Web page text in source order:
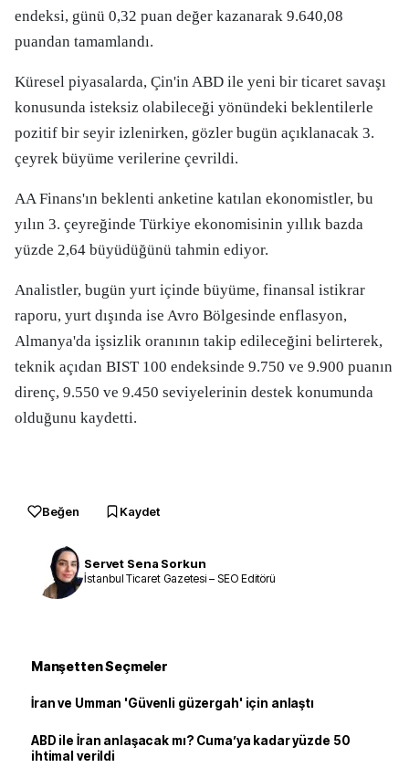
endeksi, günü 0,32 puan değer kazanarak 9.640,08
puandan tamamlandı.
Küresel piyasalarda, Çin'in ABD ile yeni bir ticaret savaşı
konusunda isteksiz olabileceği yönündeki beklentilerle
pozitif bir seyir izlenirken, gözler bugün açıklanacak 3.
çeyrek büyüme verilerine çevrildi.
AA Finans'ın beklenti anketine katılan ekonomistler, bu
yılın 3. çeyreğinde Türkiye ekonomisinin yıllık bazda
yüzde 2,64 büyüdüğünü tahmin ediyor.
Analistler, bugün yurt içinde büyüme, finansal istikrar
raporu, yurt dışında ise Avro Bölgesinde enflasyon,
Almanya'da işsizlik oranının takip edileceğini belirterek,
teknik açıdan BIST 100 endeksinde 9.750 ve 9.900 puanın
direnç, 9.550 ve 9.450 seviyelerinin destek konumunda
olduğunu kaydetti.
Beğen Kaydet
Servet Sena Sorkun
İstanbul Ticaret Gazetesi – SEO Editörü
Manşetten Seçmeler
İran ve Umman 'Güvenli güzergah' için anlaştı
ABD ile İran anlaşacak mı? Cuma’ya kadar yüzde 50
ihtimal verildi